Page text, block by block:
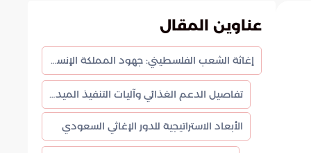
عناوين المقال
إغاثة الشعب الفلسطيني: جهود المملكة الإنسانية في قطاع غزة
تفاصيل الدعم الغذائي وآليات التنفيذ الميداني
الأبعاد الاستراتيجية للدور الإغاثي السعودي